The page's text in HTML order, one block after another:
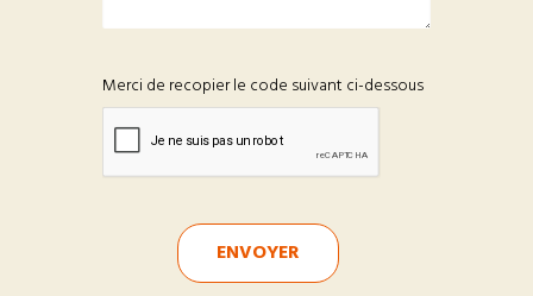
Merci de recopier le code suivant ci-dessous
ENVOYER